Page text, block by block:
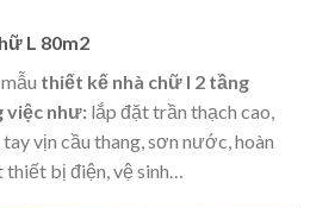
L 80m2
thiết kế nhà chữ l 2 tầng
việc như: lắp đặt trần thạch cao,
vịn cầu thang, sơn nước, hoàn
thiết bị điện, vệ sinh…